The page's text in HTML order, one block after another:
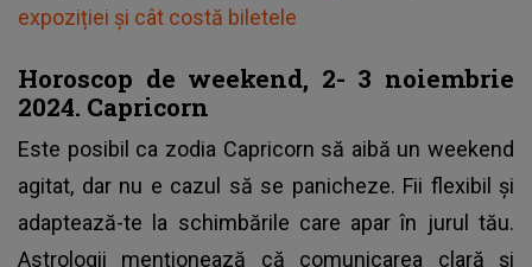
expoziției și cât costă biletele
Horoscop de weekend, 2- 3 noiembrie
2024. Capricorn
Este posibil ca zodia Capricorn să aibă un weekend
agitat, dar nu e cazul să se panicheze. Fii flexibil și
adaptează-te la schimbările care apar în jurul tău.
Astrologii menționează că comunicarea clară și